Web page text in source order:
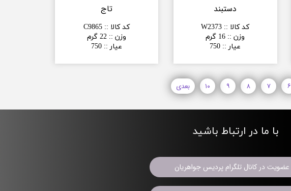
دستبند
کد کالا ::
W2373
وزن :: 16 گرم
عیار ::
750
تاج
کد کالا ::
C9865
وزن :: 22 گرم
عیار ::
750
۶ ۷ ۸ ۹ ۱۰ بعدی
با ما در ارتباط باشید
عضویت در کانال تلگرام پردیس جواهریان